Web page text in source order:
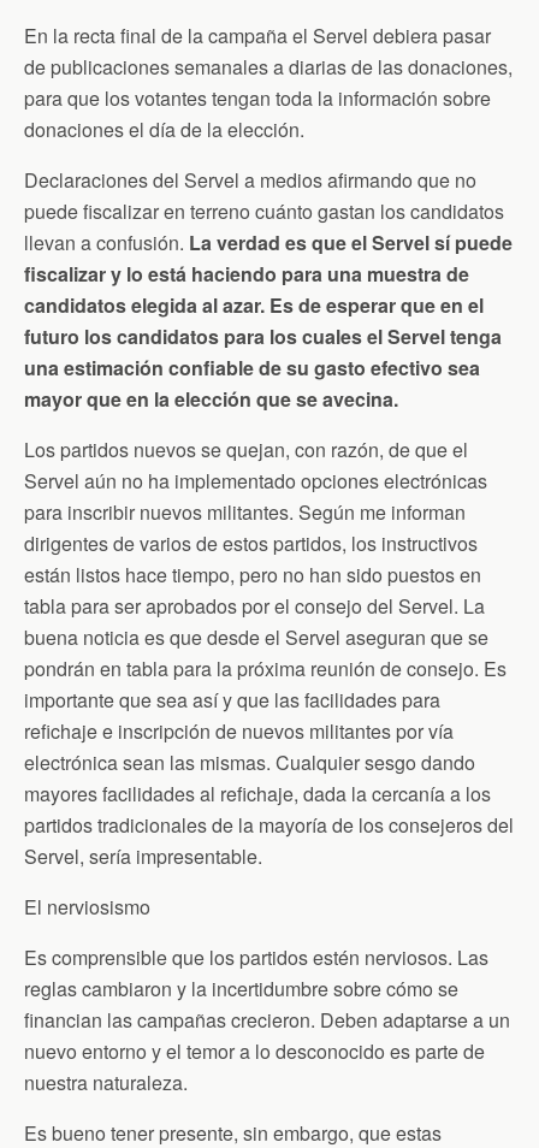
En la recta final de la campaña el Servel debiera pasar
de publicaciones semanales a diarias de las donaciones,
para que los votantes tengan toda la información sobre
donaciones el día de la elección.
Declaraciones del Servel a medios afirmando que no
puede fiscalizar en terreno cuánto gastan los candidatos
llevan a confusión. La verdad es que el Servel sí puede
fiscalizar y lo está haciendo para una muestra de
candidatos elegida al azar. Es de esperar que en el
futuro los candidatos para los cuales el Servel tenga
una estimación confiable de su gasto efectivo sea
mayor que en la elección que se avecina.
Los partidos nuevos se quejan, con razón, de que el
Servel aún no ha implementado opciones electrónicas
para inscribir nuevos militantes. Según me informan
dirigentes de varios de estos partidos, los instructivos
están listos hace tiempo, pero no han sido puestos en
tabla para ser aprobados por el consejo del Servel. La
buena noticia es que desde el Servel aseguran que se
pondrán en tabla para la próxima reunión de consejo. Es
importante que sea así y que las facilidades para
refichaje e inscripción de nuevos militantes por vía
electrónica sean las mismas. Cualquier sesgo dando
mayores facilidades al refichaje, dada la cercanía a los
partidos tradicionales de la mayoría de los consejeros del
Servel, sería impresentable.
El nerviosismo
Es comprensible que los partidos estén nerviosos. Las
reglas cambiaron y la incertidumbre sobre cómo se
financian las campañas crecieron. Deben adaptarse a un
nuevo entorno y el temor a lo desconocido es parte de
nuestra naturaleza.
Es bueno tener presente, sin embargo, que estas